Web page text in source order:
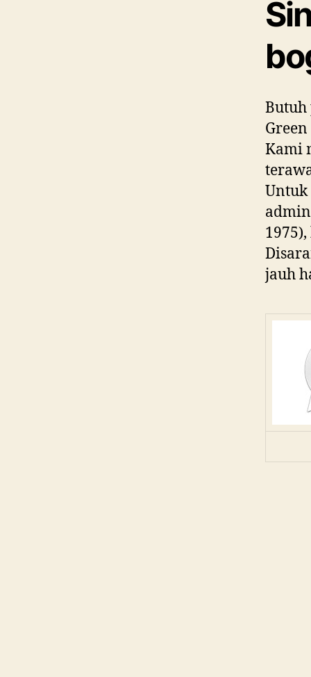
Butuh
Green
Kami
Untuk
jauh